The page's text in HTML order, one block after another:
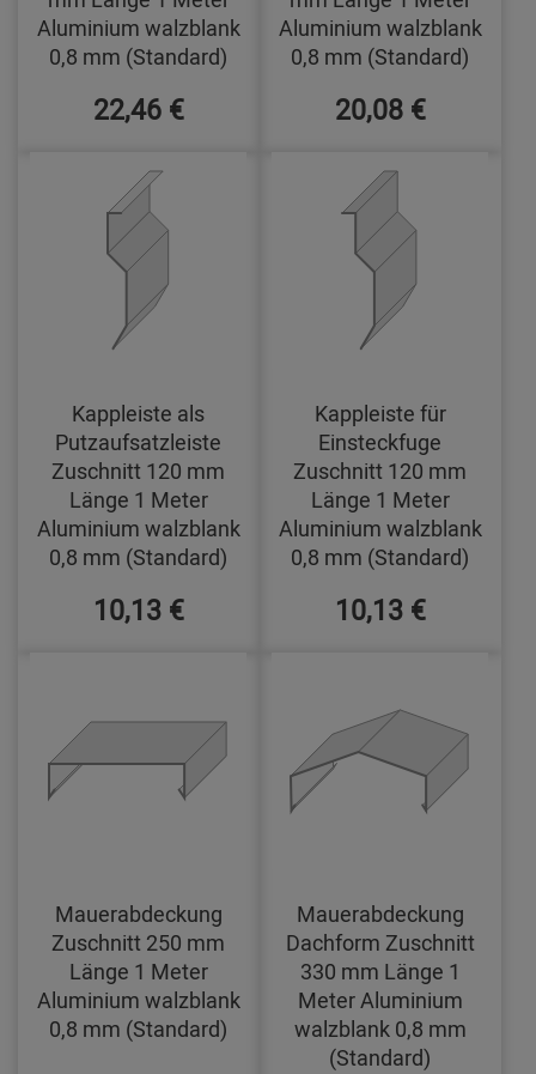
Aluminium walzblank
0,8 mm (Standard)
22,46 €
Aluminium walzblank
0,8 mm (Standard)
20,08 €
Kappleiste als
Putzaufsatzleiste
Zuschnitt 120 mm
Länge 1 Meter
Aluminium walzblank
0,8 mm (Standard)
10,13 €
Kappleiste für
Einsteckfuge
Zuschnitt 120 mm
Länge 1 Meter
Aluminium walzblank
0,8 mm (Standard)
10,13 €
Mauerabdeckung
Zuschnitt 250 mm
Länge 1 Meter
Aluminium walzblank
0,8 mm (Standard)
Mauerabdeckung
Dachform Zuschnitt
330 mm Länge 1
Meter Aluminium
walzblank 0,8 mm
(Standard)